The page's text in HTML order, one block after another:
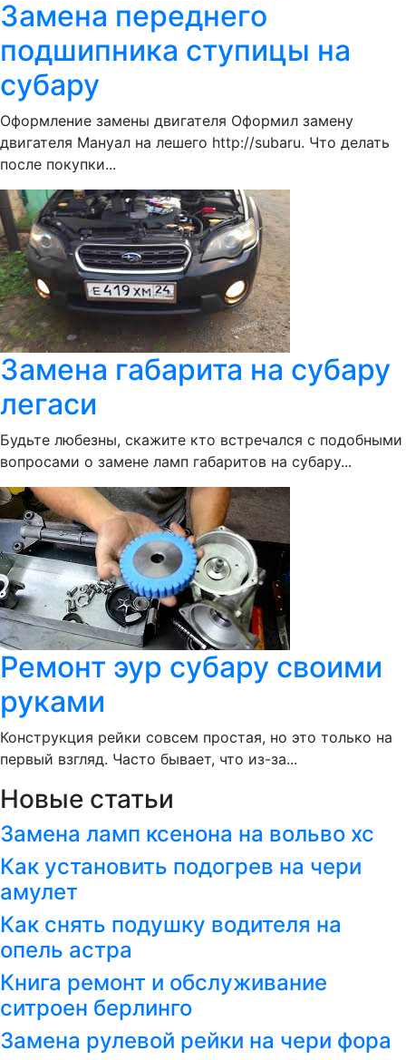
Замена переднего
подшипника ступицы на
субару
Оформление замены двигателя Оформил замену
двигателя Мануал на лешего http://subaru. Что делать
после покупки...
Замена габарита на субару
легаси
Будьте любезны, скажите кто встречался с подобными
вопросами о замене ламп габаритов на субару...
Ремонт эур субару своими
руками
Конструкция рейки совсем простая, но это только на
первый взгляд. Часто бывает, что из-за...
Новые статьи
Замена ламп ксенона на вольво хс
Как установить подогрев на чери
амулет
Как снять подушку водителя на
опель астра
Книга ремонт и обслуживание
ситроен берлинго
Замена рулевой рейки на чери фора